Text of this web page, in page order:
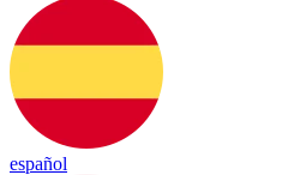
español